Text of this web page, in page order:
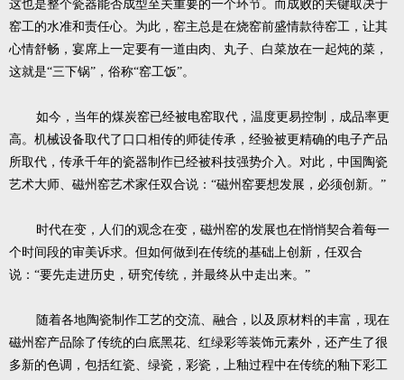
这也是整个瓷器能否成型至关重要的一个环节。而成败的关键取决于
窑工的水准和责任心。为此，窑主总是在烧窑前盛情款待窑工，让其
心情舒畅，宴席上一定要有一道由肉、丸子、白菜放在一起炖的菜，
这就是“三下锅”，俗称“窑工饭”。
如今，当年的煤炭窑已经被电窑取代，温度更易控制，成品率更
高。机械设备取代了口口相传的师徒传承，经验被更精确的电子产品
所取代，传承千年的瓷器制作已经被科技强势介入。对此，中国陶瓷
艺术大师、磁州窑艺术家任双合说：“磁州窑要想发展，必须创新。”
时代在变，人们的观念在变，磁州窑的发展也在悄悄契合着每一
个时间段的审美诉求。但如何做到在传统的基础上创新，任双合
说：“要先走进历史，研究传统，并最终从中走出来。”
随着各地陶瓷制作工艺的交流、融合，以及原材料的丰富，现在
磁州窑产品除了传统的白底黑花、红绿彩等装饰元素外，还产生了很
多新的色调，包括红瓷、绿瓷，彩瓷，上釉过程中在传统的釉下彩工